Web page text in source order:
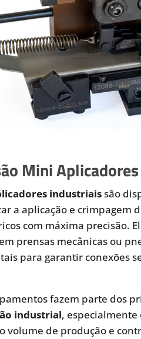
Mini
industriaissão
a aplicação e crimpagem
com máxima precisão.
prensas mecânicas ou
para garantir conexões
fazem parte dos
industrial,
volume de produção e